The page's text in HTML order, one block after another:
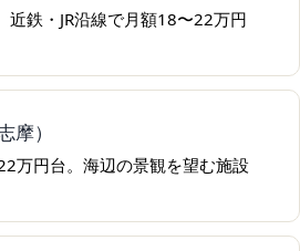
近鉄・JR沿線で月額18〜22万円
摩）
万円台。海辺の景観を望む施設